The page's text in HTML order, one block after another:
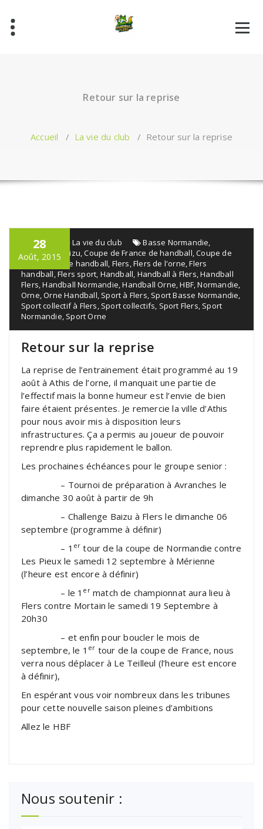
contenu
Retour sur la reprise
Accueil / La vie du club / Retour sur la reprise
28
Août, 2015
admin La vie du club Basse Normandie
Challenge Baizu ,Coupe de France de handball ,Coupe de
Normandie de handball Flers ,Flers de l'orne ,Flers
handball ,Flers sport Handball Handball à Flers ,Handball
Flers ,Handball Normandie ,Handball Orne ,HBF ,Normandie
Orne ,Orne Handball Sport à Flers Sport Basse Normandie
Sport collectif à Flers Sport collectifs Sport Flers Sport
Normandie Sport Orne
Retour sur la reprise
La reprise de l’entrainement était programmé au 19
août à Athis de l’orne, il manquait une partie de
l’effectif mais la bonne humeur est l’envie de bien
faire étaient présentes. Je remercie la ville d’Athis
pour nous avoir mis à disposition leurs
infrastructures. Ça a permis au joueur de pouvoir
reprendre plus rapidement le ballon.
Les prochaines échéances pour le groupe senior :
– Tournoi de préparation à Avranches le
dimanche 30 août à partir de 9h
– Challenge Baizu à Flers le dimanche 06
septembre (programme à définir)
– 1 er tour de la coupe de Normandie contre
Les Pieux le samedi 12 septembre à Mérienne
(l’heure est encore à définir)
– le 1 ermatch de championnat aura lieu à
Flers contre Mortain le samedi 19 Septembre à
20h30
– et enfin pour boucler le mois de
septembre, le 1 er tour de la coupe de France, nous
verra nous déplacer à Le Teilleul (l’heure est encore
à définir),
En espérant vous voir nombreux dans les tribunes
pour cette nouvelle saison pleines d’ambitions
Allez le HBF
Nous soutenir :